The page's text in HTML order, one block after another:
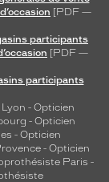
[PDF —
participants
[PDF —
participants
- Opticien
- Opticien
- Opticien
- Opticien
Paris -